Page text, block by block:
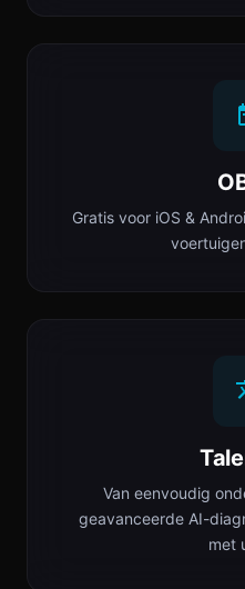
Gratis voor iOS &
Van eenvoudig
geavanceerde AI-
met